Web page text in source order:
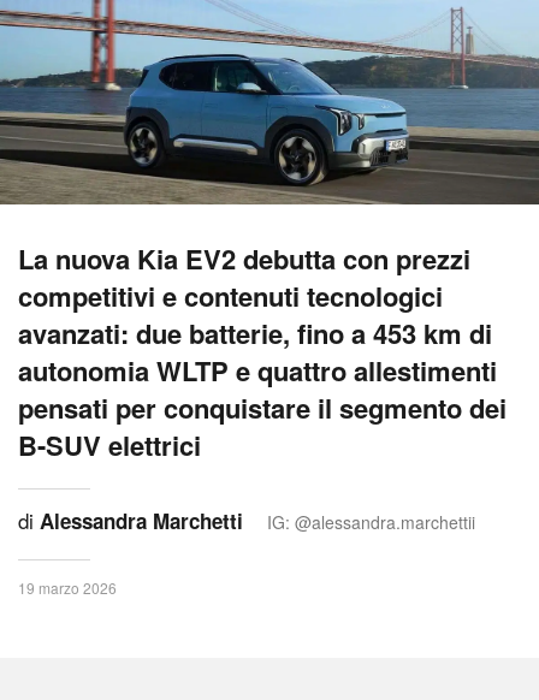
La nuova Kia EV2 debutta con prezzi
competitivi e contenuti tecnologici
avanzati: due batterie, fino a 453 km di
autonomia WLTP e quattro allestimenti
pensati per conquistare il segmento dei
B-SUV elettrici
di Alessandra Marchetti IG: @alessandra.marchettii
19 marzo 2026